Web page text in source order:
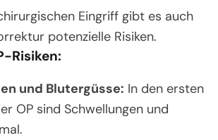
Eingriff gibt es auch
potenzielle Risiken.
Risiken:
und Blutergüsse: In den ersten
OP sind Schwellungen und